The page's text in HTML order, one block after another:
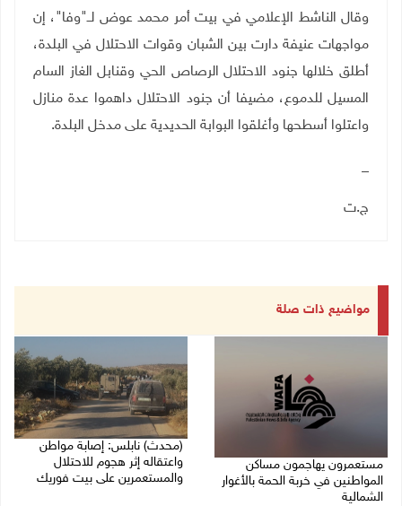
وقال الناشط الإعلامي في بيت أمر محمد عوض لــ"وفا"، إن
مواجهات عنيفة دارت بين الشبان وقوات الاحتلال في البلدة،
أطلق خلالها جنود الاحتلال الرصاص الحي وقنابل الغاز السام
المسيل للدموع، مضيفا أن جنود الاحتلال داهموا عدة منازل
واعتلوا أسطحها وأغلقوا البوابة الحديدية على مدخل البلدة.
ج.ت
مواضيع ذات صلة
مستعمرون يهاجمون مساكن
المواطنين في خربة الحمة بالأغوار
الشمالية
(محدث) نابلس: إصابة مواطن
واعتقاله إثر هجوم للاحتلال
والمستعمرين على بيت فوريك